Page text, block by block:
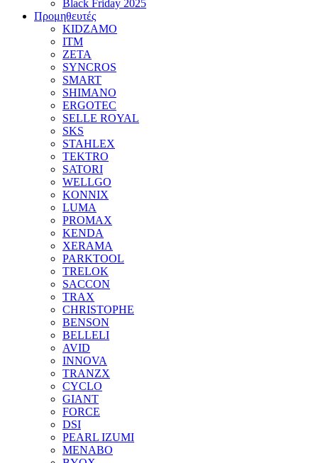
Black Friday 2025
Προμηθευτές
KIDZAMO
ITM
ZETA
SYNCROS
SMART
SHIMANO
ERGOTEC
SELLE ROYAL
SKS
STAHLEX
TEKTRO
SATORI
WELLGO
KONNIX
LUMA
PROMAX
KENDA
XERAMA
PARKTOOL
TRELOK
SACCON
TRAX
CHRISTOPHE
BENSON
BELLELI
AVID
INNOVA
TRANZX
CYCLO
GIANT
FORCE
DSI
PEARL IZUMI
MENABO